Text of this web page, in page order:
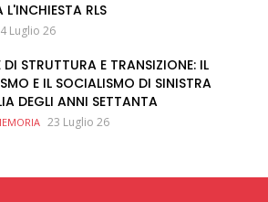
L'INCHIESTA RLS
Luglio 26
DI STRUTTURA E TRANSIZIONE: IL
E IL SOCIALISMO DI SINISTRA
DEGLI ANNI SETTANTA
23 Luglio 26